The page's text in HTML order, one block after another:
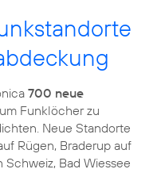
700 neue
Funklöcher zu
Neue Standorte
Rügen, Braderup auf
Bad Wiessee